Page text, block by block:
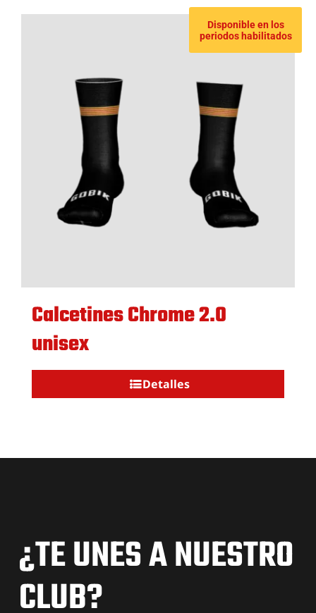
Disponible en los
periodos habilitados
Calcetines Chrome 2.0
unisex
Detalles
¿TE UNES A NUESTRO
CLUB?